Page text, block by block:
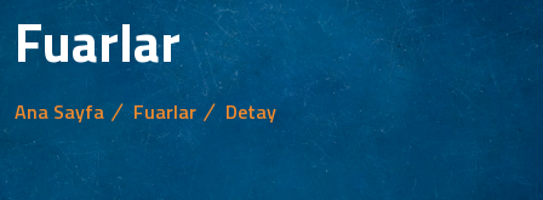
Fuarlar
Ana Sayfa Fuarlar Detay